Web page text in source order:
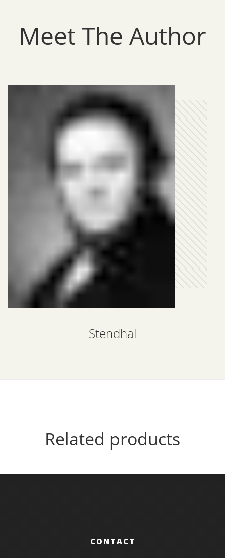
Meet The Author
Stendhal
Related products
CONTACT